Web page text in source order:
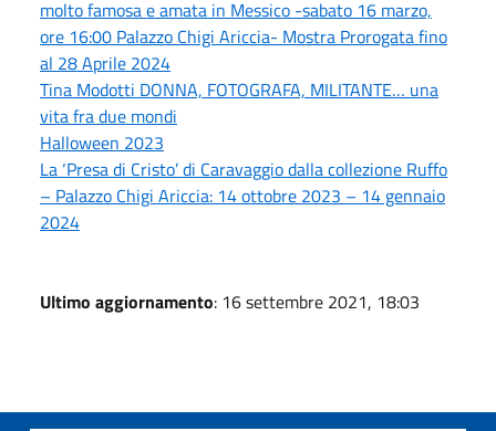
molto famosa e amata in Messico -sabato 16 marzo,
ore 16:00 Palazzo Chigi Ariccia- Mostra Prorogata fino
al 28 Aprile 2024
Tina Modotti DONNA, FOTOGRAFA, MILITANTE… una
vita fra due mondi
Halloween 2023
La ‘Presa di Cristo’ di Caravaggio dalla collezione Ruffo
– Palazzo Chigi Ariccia: 14 ottobre 2023 – 14 gennaio
2024
Ultimo aggiornamento: 16 settembre 2021, 18:03